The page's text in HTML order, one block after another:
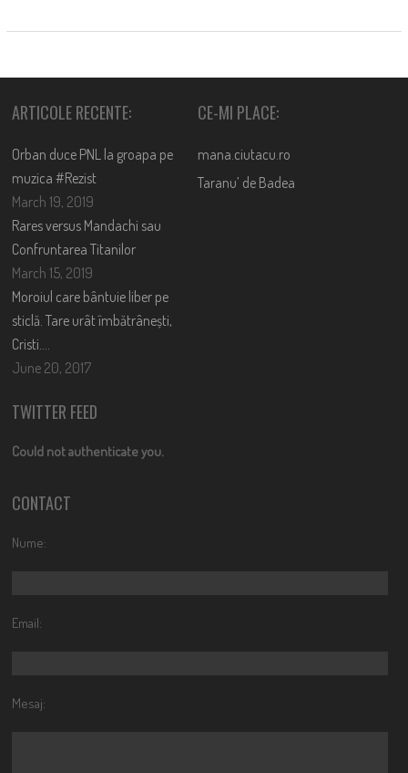
ARTICOLE RECENTE:
Orban duce PNL la groapa pe
muzica #Rezist
March 19, 2019
Rares versus Mandachi sau
Confruntarea Titanilor
March 15, 2019
Moroiul care bântuie liber pe
sticlă. Tare urât îmbătrânești,
Cristi….
June 20, 2017
CE-MI PLACE:
mana.ciutacu.ro
Taranu’ de Badea
TWITTER FEED
Could not authenticate you.
CONTACT
Nume:
Email:
Mesaj: